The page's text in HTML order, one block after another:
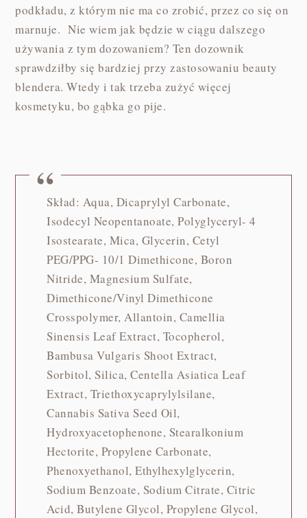
podkładu, z którym nie ma co zrobić, przez co się on
marnuje. Nie wiem jak będzie w ciągu dalszego
używania z tym dozowaniem? Ten dozownik
sprawdziłby się bardziej przy zastosowaniu beauty
blendera. Wtedy i tak trzeba zużyć więcej
kosmetyku, bo gąbka go pije.
Skład: Aqua, Dicaprylyl Carbonate,
Isodecyl Neopentanoate, Polyglyceryl- 4
Isostearate, Mica, Glycerin, Cetyl
PEG/PPG- 10/1 Dimethicone, Boron
Nitride, Magnesium Sulfate,
Dimethicone/Vinyl Dimethicone
Crosspolymer, Allantoin, Camellia
Sinensis Leaf Extract, Tocopherol,
Bambusa Vulgaris Shoot Extract,
Sorbitol, Silica, Centella Asiatica Leaf
Extract, Triethoxycaprylylsilane,
Cannabis Sativa Seed Oil,
Hydroxyacetophenone, Stearalkonium
Hectorite, Propylene Carbonate,
Phenoxyethanol, Ethylhexylglycerin,
Sodium Benzoate, Sodium Citrate, Citric
Acid, Butylene Glycol, Propylene Glycol,